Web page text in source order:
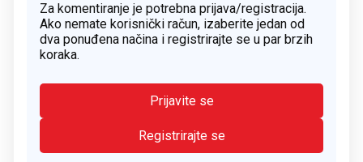
Za komentiranje je potrebna prijava/registracija.
Ako nemate korisnički račun, izaberite jedan od
dva ponuđena načina i registrirajte se u par brzih
koraka.
Prijavite se
Registrirajte se